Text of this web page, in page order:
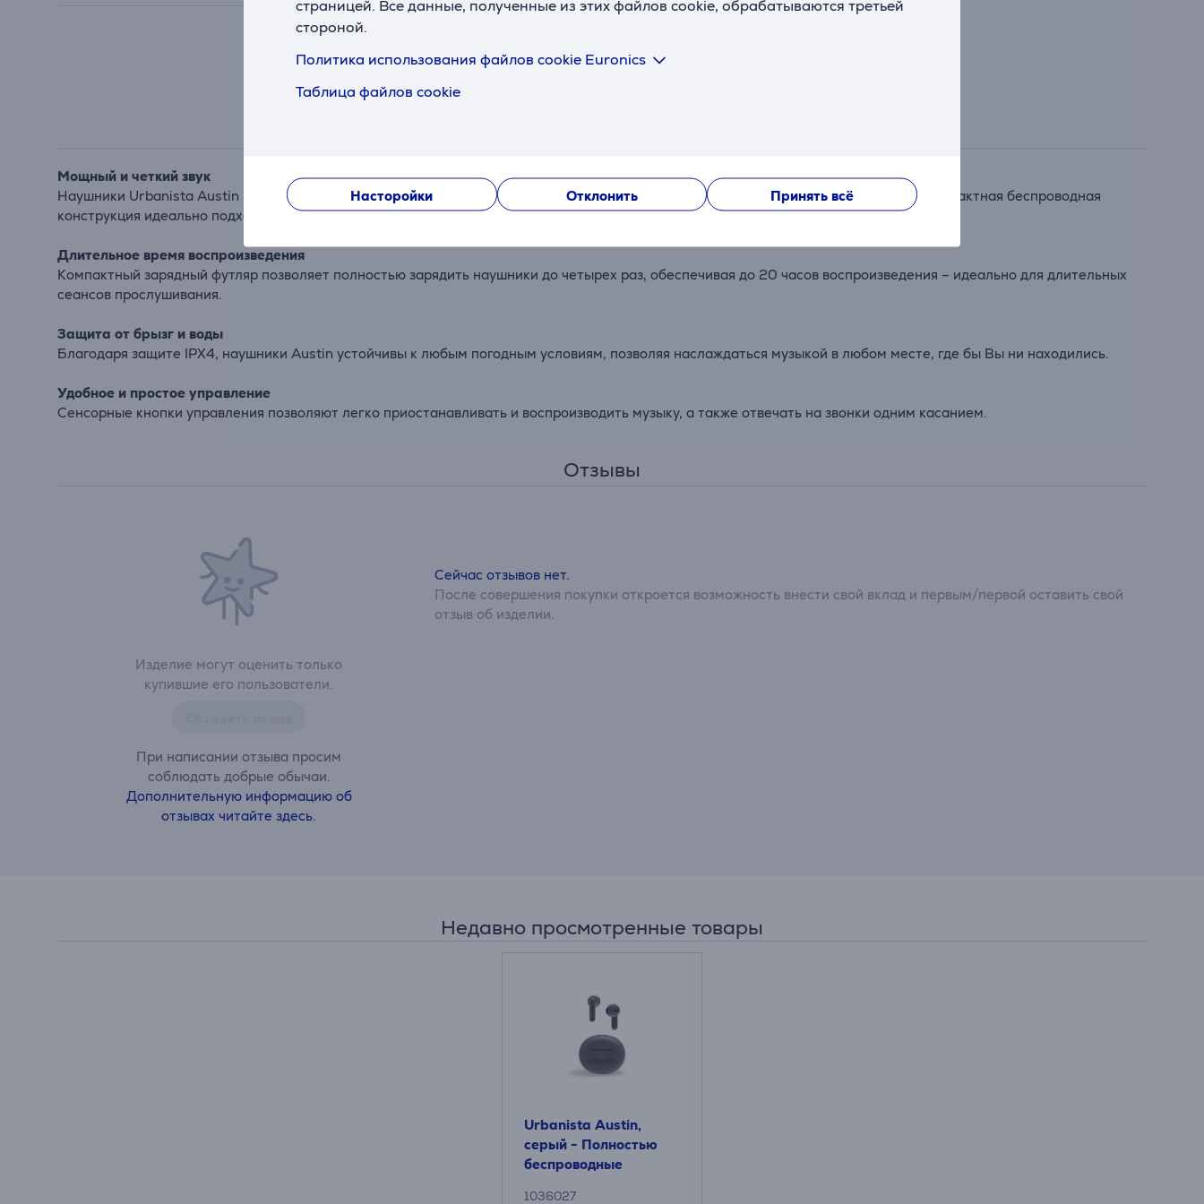
страницей. Все данные, полученные из этих файлов cookie, обрабатываются третьей
стороной.
Политика использования файлов cookie Euronics
Таблица файлов cookie
Насторойки Отклонить Принять всё
Мощный и четкий звук
Наушники Urbanista Austin предлагают качественный звук, независимо от того, слушаете ли Вы любимую музыку или подкасты. Компактная беспроводная
конструкция идеально подходит для длительных поездок или утренних прогулок.
Длительное время воспроизведения
Компактный зарядный футляр позволяет полностью зарядить наушники до четырех раз, обеспечивая до 20 часов воспроизведения – идеально для длительных
сеансов прослушивания.
Защита от брызг и воды
Благодаря защите IPX4, наушники Austin устойчивы к любым погодным условиям, позволяя наслаждаться музыкой в любом месте, где бы Вы ни находились.
Удобное и простое управление
Сенсорные кнопки управления позволяют легко приостанавливать и воспроизводить музыку, а также отвечать на звонки одним касанием.
Отзывы
Изделие могут оценить только
купившие его пользователи.
При написании отзыва просим
соблюдать добрые обычаи.
Дополнительную информацию об
отзывах читайте здесь.
Сейчас отзывов нет.
После совершения покупки откроется возможность внести свой вклад и первым/первой оставить свой
отзыв об изделии.
Недавно просмотренные товары
Urbanista Austin,
серый - Полностью
беспроводные
1036027